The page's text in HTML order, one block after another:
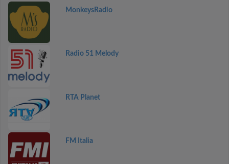
MonkeysRadio
Radio 51 Melody
RTA Planet
FM Italia